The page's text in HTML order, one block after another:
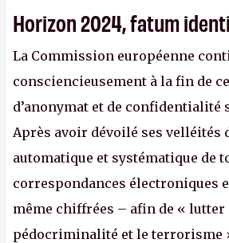
Horizon 2024, fatum
La Commission européenne
consciencieusement à la fin de
d’anonymat et de confidentialité
Après avoir dévoilé ses velléités
automatique et systématique de
correspondances électroniques
même chiffrées – afin de « lutter
pédocriminalité et le terrorisme